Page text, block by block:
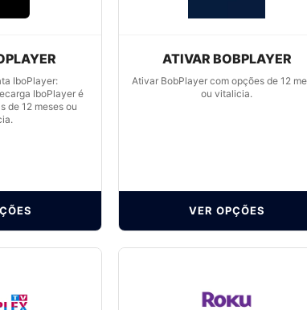
IboPlayer:
IboPlayer é
de 12 meses ou
ATIVAR BOBPLAYER
Ativar BobPlayer com opções de 12
ou vitalicia.
VER OPÇÕES